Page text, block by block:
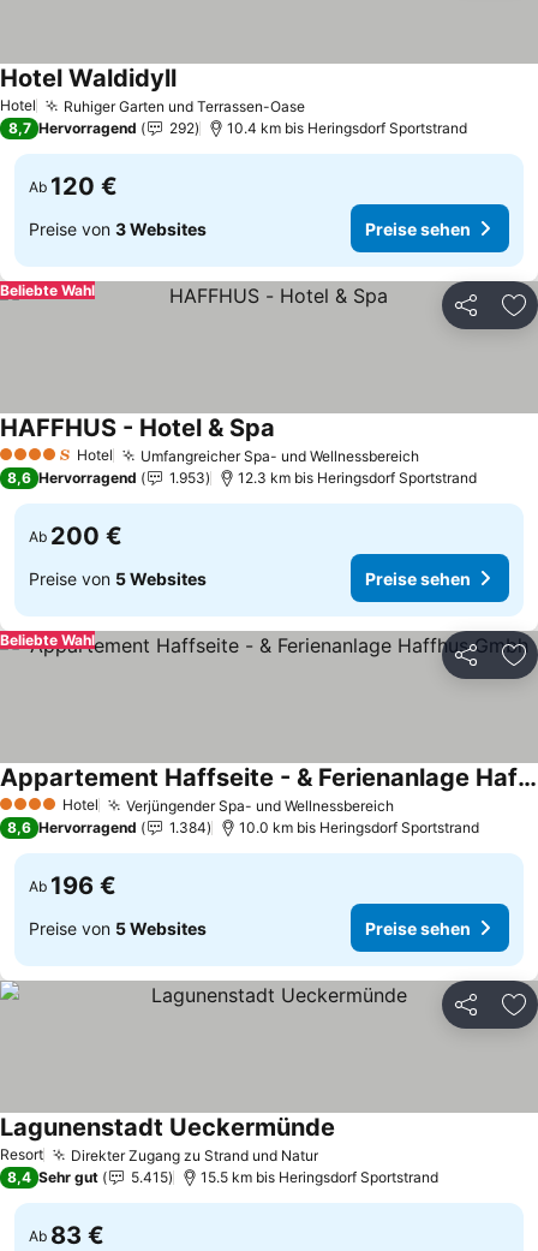
Hotel Ruhiger Garten und Terrassen-OasePreise sehen
Hotel WaldidyllPreise sehen
8,7 Hervorragend 292 10.4 km bis Heringsdorf Sportstrand
Ab 120 €
Preise von 3 Websites Preise sehen
Teilen
Beliebte Wahl
4 Sterne Hotel Umfangreicher Spa- und WellnessbereichPreise sehen
HAFFHUS - Hotel & Spa
8,6 Hervorragend 1.953 12.3 km bis Heringsdorf Sportstrand
Ab 200 €
Preise von 5 Websites Preise sehen
Teilen
Beliebte Wahl
4 Sterne Hotel Verjüngender Spa- und WellnessbereichPreise sehen
Appartement Haffseite - & Ferienanlage Haffhus Gmbh
Preise sehen
8,6 Hervorragend 1.384 10.0 km bis Heringsdorf Sportstrand
Ab 196 €
Preise von 5 Websites Preise sehen
Teilen
Resort Direkter Zugang zu Strand und NaturPreise sehen
Lagunenstadt Ueckermünde
8,4 Sehr gut 5.415 15.5 km bis Heringsdorf Sportstrand
Ab 83 €